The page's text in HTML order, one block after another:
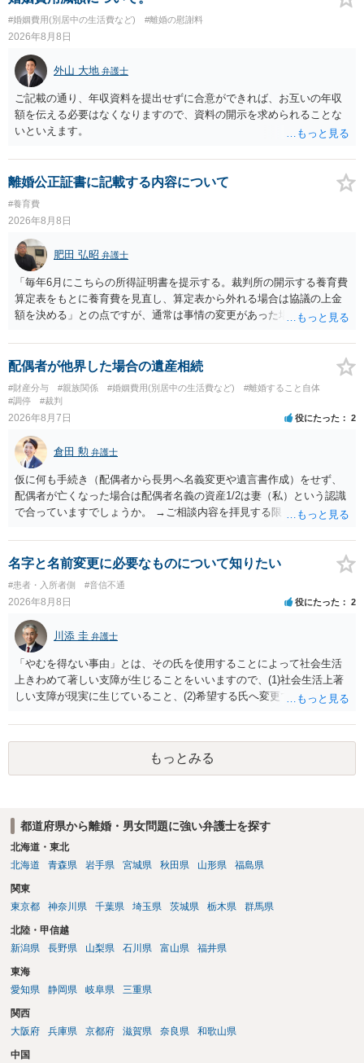
#婚姻費用(別居中の生活費など) #離婚の慰謝料
2026年8月8日
外山 大地 弁護士
ご記載の通り、年収資料を提出せずに合意ができれば、お互いの年収
額を伝える必要はなくなりますので、資料の開示を求められることな
いといえます。
離婚公正証書に記載する内容について
#養育費
2026年8月8日
肥田 弘昭 弁護士
「毎年6月にこちらの所得証明書を提示する。裁判所の開示する養育費
算定表をもとに養育費を見直し、算定表から外れる場合は協議の上金
額を決める」との点ですが、通常は事情の変更があった場合に変更し
来なかった事情の変更により双方協議の上増減出来る」と「通知義務
に勤務先」が含まれているので、私に収入が入った事は相手に通知が
行く事になり、上記のような文言が無くても養育費の見直しは適宜出
来るかと思うのですが違うのでしょうか？との点はそのとおりかと思
います。養育費は事情の変更があった場合に変更するので毎年見直す
配偶者が他界した場合の遺産相続
#財産分与 #親族関係 #婚姻費用(別居中の生活費など)
#離婚すること自体
#調停
#裁判
2026年8月7日 役にたった 2
倉田 勲 弁護士
仮に何も手続き（配偶者から長男へ名義変更や遺言書作成）をせず、
配偶者が亡くなった場合は配偶者名義の資産1/2は妻（私）という認識
で合っていますでしょうか。 →ご相談内容を拝見する限りでは、その
完全に所有する場合は、他の相続人に対して自宅の評価額の１/２の代
償金の支払いが必要になります。
名字と名前変更に必要なものについて知りたい
#患者・入所者側 #音信不通
2026年8月8日 役にたった 2
川添 圭 弁護士
「やむを得ない事由」とは、その氏を使用することによって社会生活
上きわめて著しい支障が生じることをいいますので、(1)社会生活上著
しい支障が現実に生じていること、(2)希望する氏へ変更できればその
できるかどうかがポイントです。 記録中に現れた一切の事情が判断対
象ですので、上記(1)と(2)を説明できる資料は全て（ただし理路整然
に）提出することが必要になります。「フラッシュバック」とのこと
なので、例えば、医学上確立されているPTSDの診断基準に合致した説
護士へ依頼しても苦労することが強く予想されるところです。、もし
本人申立てをお考えであれば、医学知識はもちろん法律知識も要求さ
れますので、性急な申立てをせず、知識と資料をしっかりと揃えて、
もっとみる
都道府県から離婚・男女問題に強い弁護士を探す
北海道・東北
北海道
青森県 岩手県 宮城県 秋田県 山形県 福島県
関東
東京都
神奈川県 千葉県 埼玉県 茨城県 栃木県 群馬県
北陸・甲信越
新潟県
長野県 山梨県 石川県 富山県 福井県
東海
愛知県
静岡県 岐阜県 三重県
関西
大阪府
兵庫県 京都府 滋賀県 奈良県 和歌山県
中国